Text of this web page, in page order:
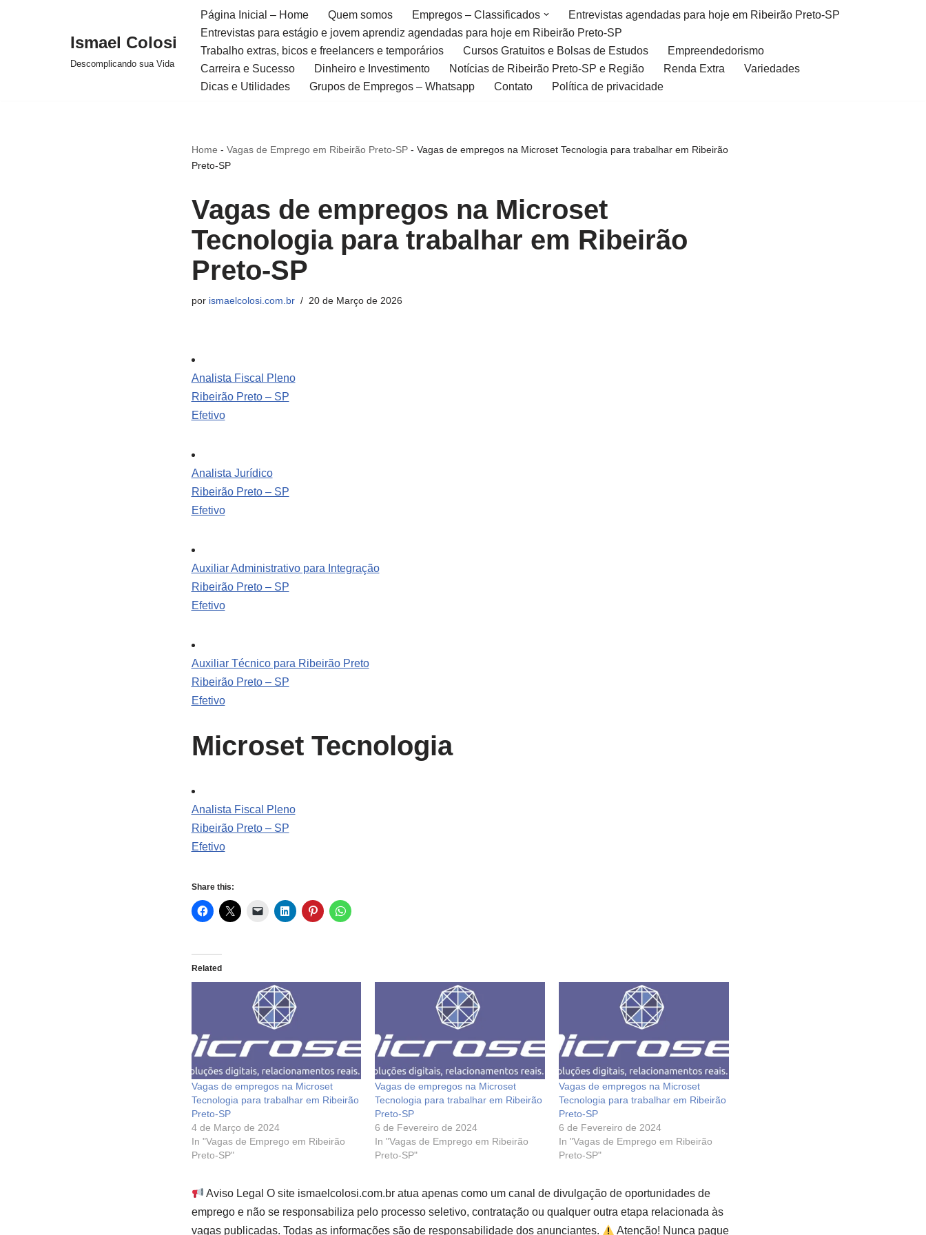
Ismael Colosi
Descomplicando sua Vida
Página Inicial – Home Quem somos Empregos – Classificados
Entrevistas agendadas para hoje em Ribeirão Preto-SP
Entrevistas para estágio e jovem aprendiz agendadas para hoje em Ribeirão Preto-SP
Trabalho extras, bicos e freelancers e temporários
Cursos Gratuitos e Bolsas de Estudos
Empreendedorismo
Carreira e Sucesso
Dinheiro e Investimento Notícias de Ribeirão Preto-SP e Região Renda Extra
Variedades
Dicas e Utilidades
Grupos de Empregos – Whatsapp Contato Política de privacidade
Home - Vagas de Emprego em Ribeirão Preto-SP- Vagas de empregos na Microset Tecnologia para trabalhar em Ribeirão
Preto-SP
Vagas de empregos na Microset
Tecnologia para trabalhar em Ribeirão
Preto-SP
por ismaelcolosi.com.br 20 de Março de 2026
Analista Fiscal Pleno
Ribeirão Preto – SP
Efetivo
Analista Jurídico
Ribeirão Preto – SP
Efetivo
Auxiliar Administrativo para Integração
Ribeirão Preto – SP
Efetivo
Auxiliar Técnico para Ribeirão Preto
Ribeirão Preto – SP
Efetivo
Microset Tecnologia
Analista Fiscal Pleno
Ribeirão Preto – SP
Efetivo
Share this:
Related
Vagas de empregos na Microset
Tecnologia para trabalhar em Ribeirão
Preto-SP
4 de Março de 2024
In "Vagas de Emprego em Ribeirão
Preto-SP"
Vagas de empregos na Microset
Tecnologia para trabalhar em Ribeirão
Preto-SP
6 de Fevereiro de 2024
In "Vagas de Emprego em Ribeirão
Preto-SP"
Vagas de empregos na Microset
Tecnologia para trabalhar em Ribeirão
Preto-SP
6 de Fevereiro de 2024
In "Vagas de Emprego em Ribeirão
Preto-SP"
Aviso Legal O site ismaelcolosi.com.br atua apenas como um canal de divulgação de oportunidades de
emprego e não se responsabiliza pelo processo seletivo, contratação ou qualquer outra etapa relacionada às
vagas publicadas. Todas as informações são de responsabilidade dos anunciantes.
Atenção! Nunca pague